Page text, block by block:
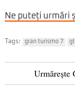
Ne puteți urmări
Tags: gran turismo 7
Urmărește